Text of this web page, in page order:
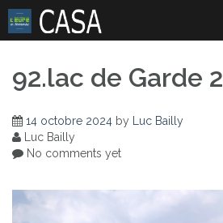
Skip
content
92.lac de Garde 2
14 octobre 2024 by Luc Bailly
Luc Bailly
No comments yet